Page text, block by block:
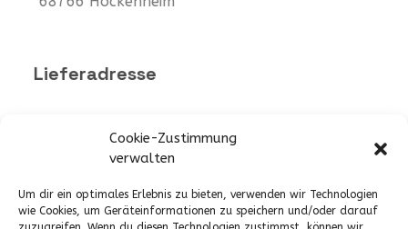
Cookie-Zustimmung
verwalten
Um dir ein optimales Erlebnis zu bieten, verwenden wir Technologien
wie Cookies, um Geräteinformationen zu speichern und/oder darauf
Lieferadresse
DellCon - Industries
Industriestraße 3
Werk 2 -Daimlerstraße 10
68799 Reilingen